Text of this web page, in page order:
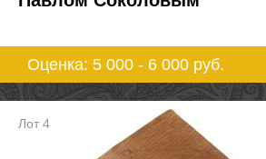
Оценка: 5 000 - 6 000 руб.
Лот 4